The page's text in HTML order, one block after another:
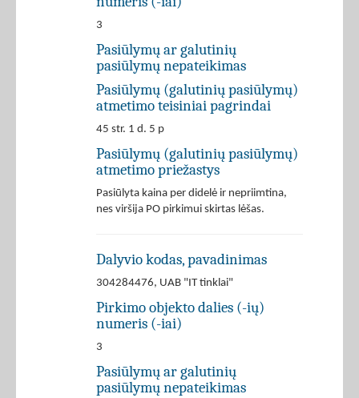
3
Pasiūlymų ar galutinių
pasiūlymų nepateikimas
Pasiūlymų (galutinių pasiūlymų)
atmetimo teisiniai pagrindai
45 str. 1 d. 5 p
Pasiūlymų (galutinių pasiūlymų)
atmetimo priežastys
Pasiūlyta kaina per didelė ir nepriimtina,
nes viršija PO pirkimui skirtas lėšas.
Dalyvio kodas, pavadinimas
304284476, UAB "IT tinklai"
Pirkimo objekto dalies (-ių)
numeris (-iai)
3
Pasiūlymų ar galutinių
pasiūlymų nepateikimas